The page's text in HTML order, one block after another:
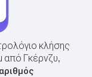
κλήσης
από Γκέρνζυ,